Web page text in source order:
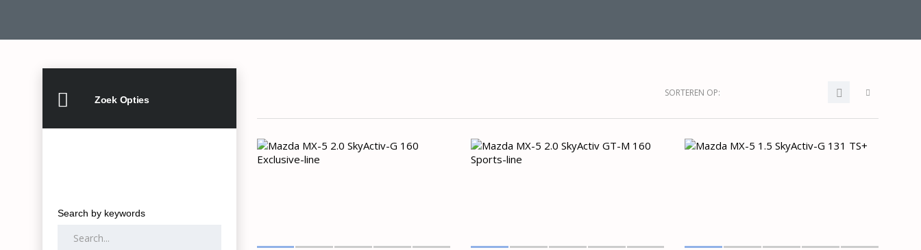
Zoek Opties
Search by keywords
SORTEREN OP: